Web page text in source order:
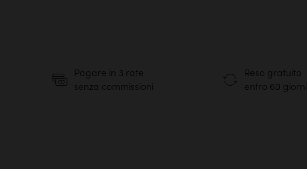
Pagare in 3 rate
senza commissioni
Reso gratuito
entro 60 giorni